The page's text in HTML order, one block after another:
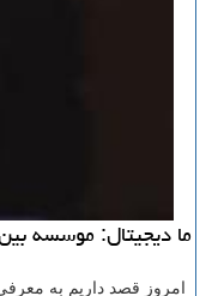
ما دیجیتال: موسسه
امروز قصد داریم به